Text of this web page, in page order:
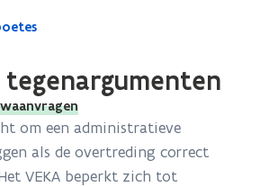
tegenargumenten
om een administratieve
als de overtreding correct
VEKA beperkt zich tot